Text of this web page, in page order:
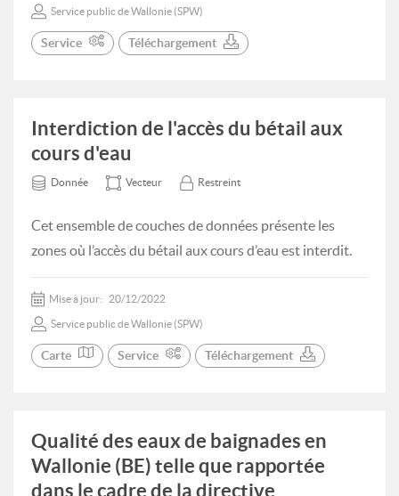
Service public de Wallonie (SPW)
Service Téléchargement
Interdiction de l'accès du bétail aux
cours d'eau
Donnée Vecteur Restreint
Cet ensemble de couches de données présente les
zones où l’accès du bétail aux cours d’eau est interdit.
Mise à jour: 20/12/2022
Service public de Wallonie (SPW)
Carte Service Téléchargement
Qualité des eaux de baignades en
Wallonie (BE) telle que rapportée
dans le cadre de la directive